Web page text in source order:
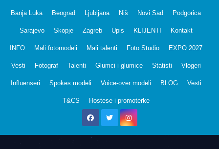
Banja Luka Beograd Ljubljana Niš Novi Sad Podgorica
Sarajevo Skopje Zagreb Upis KLIJENTI Kontakt
INFO Mali fotomodeli Mali talenti Foto Studio EXPO 2027
Vesti Fotograf Talenti Glumci i glumice Statisti Vlogeri
Influenseri Spokes modeli Voice-over modeli BLOG Vesti
T&CS Hostese i promoterke